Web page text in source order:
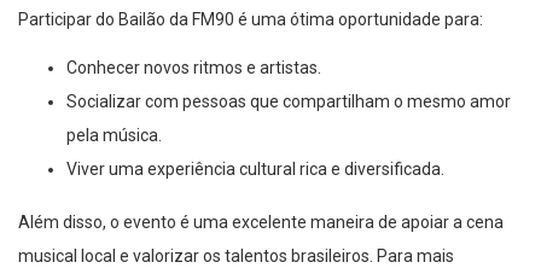
Participar do Bailão da FM90 é uma ótima oportunidade para:
Conhecer novos ritmos e artistas.
Socializar com pessoas que compartilham o mesmo amor
pela música.
Viver uma experiência cultural rica e diversificada.
Além disso, o evento é uma excelente maneira de apoiar a cena
musical local e valorizar os talentos brasileiros. Para mais